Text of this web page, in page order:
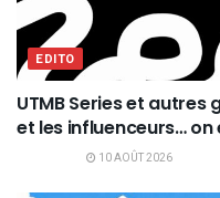
EDITO
UTMB Series et
et les influenceurs…
10 AOÛT 2026